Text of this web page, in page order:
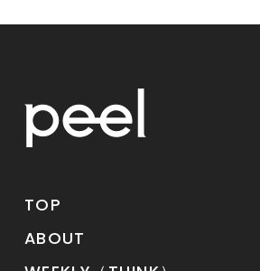
TOP
ABOUT